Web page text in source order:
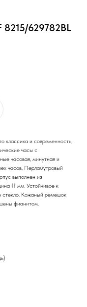
8215/629782BL
и современность,
часы с
часовая, минутная и
часов. Перламутровый
выполнен из
11 мм. Устойчивое к
стекло. Кожаный ремешок
фианитом.